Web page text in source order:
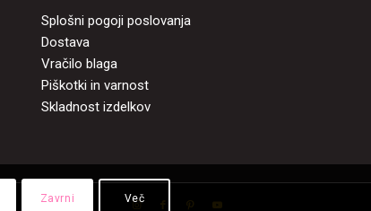
Splošni pogoji poslovanja
Dostava
Vračilo blaga
Piškotki in varnost
Skladnost izdelkov
Zavrni Več